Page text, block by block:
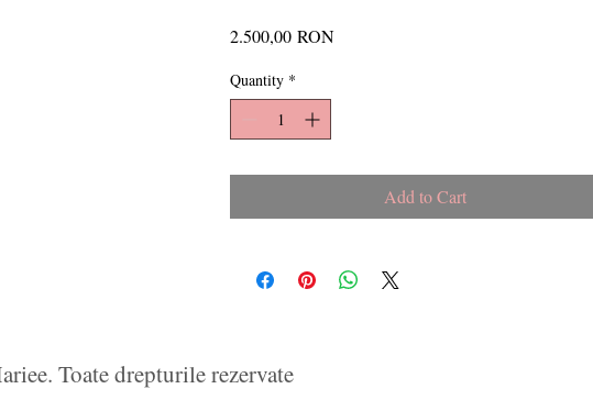
2.500,00 RONPrice
Quantity *
Add to Cart
Toate drepturile rezervate